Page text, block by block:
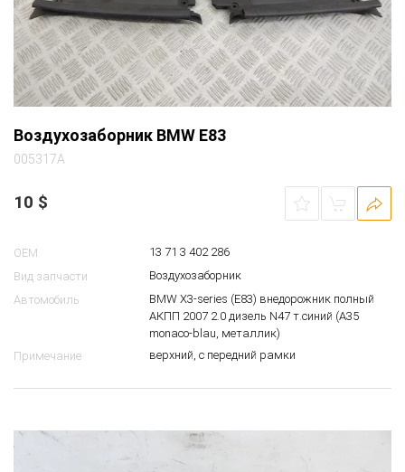
Воздухозаборник BMW E83
005317A
10 $
OEM
13 71 3 402 286
Вид запчасти
Воздухозаборник
Автомобиль
BMW X3-series (E83) внедорожник полный
АКПП 2007 2.0 дизель N47 т.синий (A35
monaco-blau, металлик)
Примечание
верхний, с передний рамки